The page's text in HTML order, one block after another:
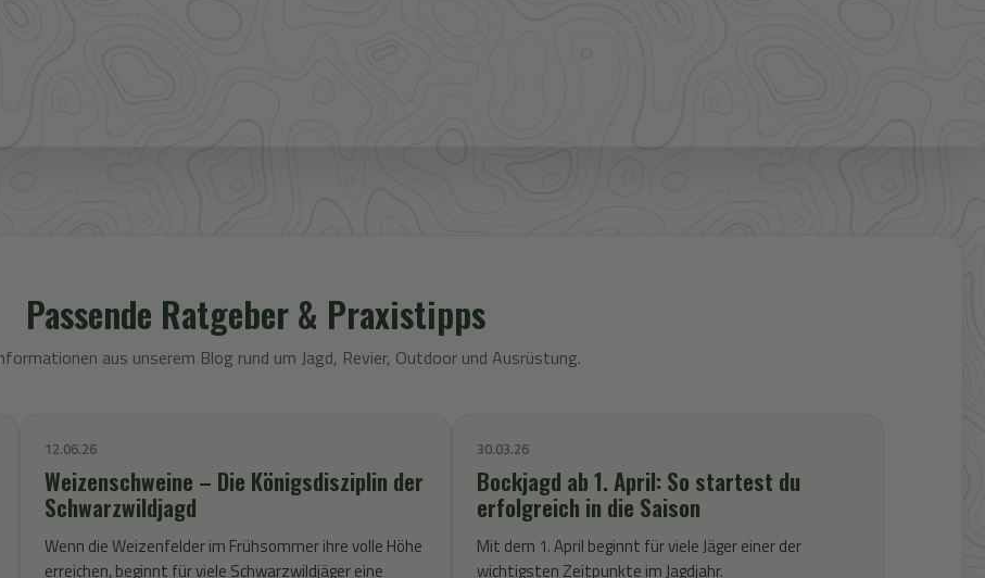
Passende Ratgeber & Praxistipps
aus unserem Blog rund um Jagd, Revier, Outdoor und Ausrüstung.
12.06.26
Weizenschweine – Die Königsdisziplin der
Schwarzwildjagd
Wenn die Weizenfelder im Frühsommer ihre volle Höhe
erreichen, beginnt für viele Schwarzwildjäger eine
30.03.26
Bockjagd ab 1. April: So startest du
erfolgreich in die Saison
Mit dem 1. April beginnt für viele Jäger einer der
wichtigsten Zeitpunkte im Jagdjahr.